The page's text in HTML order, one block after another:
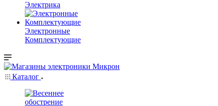
Электрика
Электронные
Комплектующие
Каталог